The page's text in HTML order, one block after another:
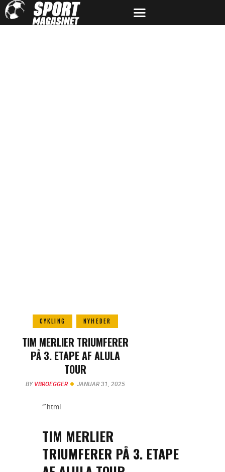
CYKLING NYHEDER
TIM MERLIER TRIUMFERER
PÅ 3. ETAPE AF ALULA
TOUR
BY VBROEGGER JANUAR 31, 2025
“`html
TIM MERLIER
TRIUMFERER PÅ 3. ETAPE